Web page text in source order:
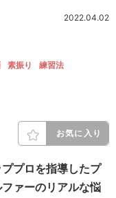
2022.04.02
素振り
練習法
お気に入り
プロを指導したプ
ァーのリアルな悩